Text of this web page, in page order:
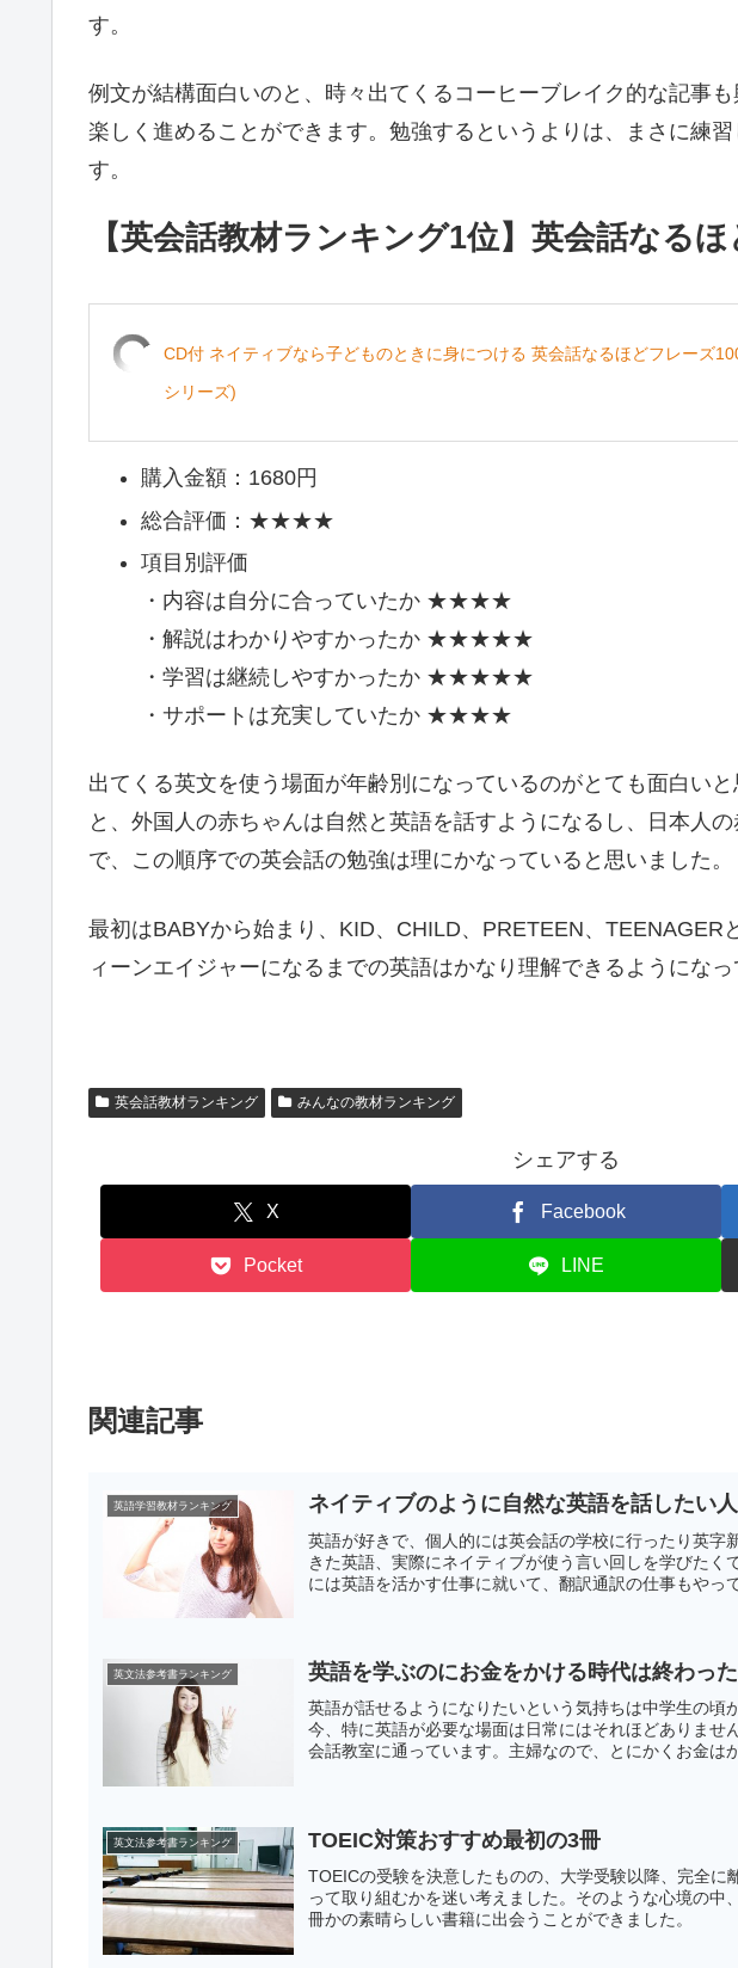
す。
例文が結構面白いのと、時々出てくるコーヒーブレイク的な記事も
楽しく進めることができます。勉強するというよりは、まさに練
す。
【英会話教材ランキング1位】英会話なる
CD付 ネイティブなら子どものときに身につける 英会話なるほどフレーズ
シリーズ)
購入金額：1680円
総合評価：★★★★
項目別評価
・内容は自分に合っていたか ★★★★
・解説はわかりやすかったか ★★★★★
・学習は継続しやすかったか ★★★★★
・サポートは充実していたか ★★★★
出てくる英文を使う場面が年齢別になっているのがとても面白い
と、外国人の赤ちゃんは自然と英語を話すようになるし、日本人
で、この順序での英会話の勉強は理にかなっていると思いました。
最初はBABYから始まり、KID、CHILD、PRETEEN、TEENAGER
ィーンエイジャーになるまでの英語はかなり理解できるようになっ
英会話教材ランキング みんなの教材ランキング
シェアする
X Facebook
Pocket LINE
関連記事
英語学習教材ランキング ネイティブのように自然な英語を話したい
英語が好きで、個人的には英会話の学校に行ったり英字
きた英語、実際にネイティブが使う言い回しを学びたく
には英語を活かす仕事に就いて、翻訳通訳の仕事もやっ
英文法参考書ランキング 英語を学ぶのにお金をかける時代は終わっ
英語が話せるようになりたいという気持ちは中学生の頃
今、特に英語が必要な場面は日常にはそれほどありませ
会話教室に通っています。主婦なので、とにかくお金は
英文法参考書ランキング TOEIC対策おすすめ最初の3冊
TOEICの受験を決意したものの、大学受験以降、完全に
って取り組むかを迷い考えました。そのような心境の中
冊かの素晴らしい書籍に出会うことができました。